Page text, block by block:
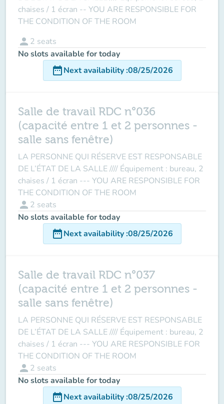
chaises / 1 écran -- YOU ARE RESPONSIBLE FOR
THE CONDITION OF THE ROOM
person 2 seats
No slots available for today
date_rangeNext availability:08/25/2026
Salle de travail RDC n°036
(capacité entre 1 et 2 personnes -
salle sans fenêtre)
LA PERSONNE QUI RÉSERVE EST RESPONSABLE
DE L’ÉTAT DE LA SALLE //// Équipement : bureau, 2
chaises / 1 écran --- YOU ARE RESPONSIBLE FOR
THE CONDITION OF THE ROOM
person 2 seats
No slots available for today
date_rangeNext availability:08/25/2026
Salle de travail RDC n°037
(capacité entre 1 et 2 personnes -
salle sans fenêtre)
LA PERSONNE QUI RÉSERVE EST RESPONSABLE
DE L’ÉTAT DE LA SALLE //// Équipement : bureau, 2
chaises / 1 écran --- YOU ARE RESPONSIBLE FOR
THE CONDITION OF THE ROOM
person 2 seats
No slots available for today
date_rangeNext availability:08/25/2026